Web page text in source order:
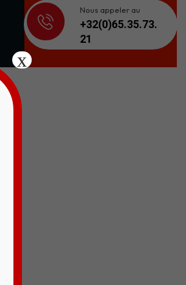
Nous appeler au
+32(0)65.35.73.
21
x